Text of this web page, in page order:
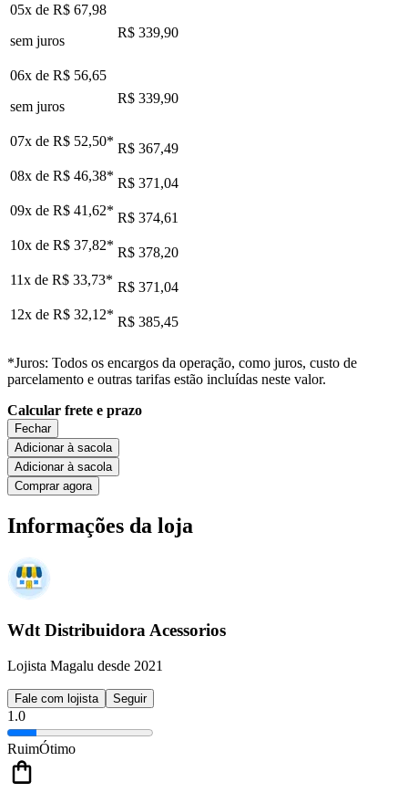
05x de R$ 67,98
sem juros
R$ 339,90
06x de R$ 56,65
sem juros
R$ 339,90
07x de R$ 52,50* R$ 367,49
08x de R$ 46,38* R$ 371,04
09x de R$ 41,62* R$ 374,61
10x de R$ 37,82* R$ 378,20
11x de R$ 33,73* R$ 371,04
12x de R$ 32,12* R$ 385,45
*Juros: Todos os encargos da operação, como juros, custo de
parcelamento e outras tarifas estão incluídas neste valor.
Calcular frete e prazo
Fechar
Adicionar à sacola
Adicionar à sacola
Comprar agora
Informações da loja
Wdt Distribuidora Acessorios
Lojista Magalu desde 2021
Fale com lojista Seguir
1.0
RuimÓtimo